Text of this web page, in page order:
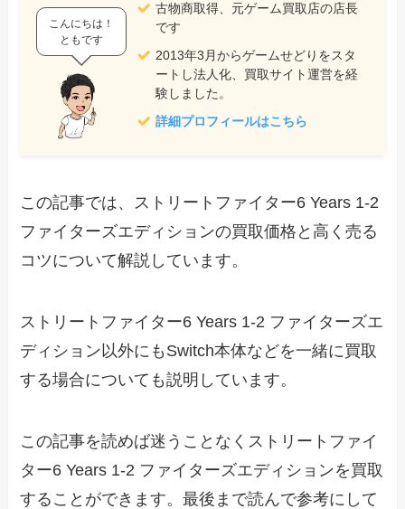
古物商取得、元ゲーム買取店の店長
です
2013年3月からゲームせどりをスタ
ートし法人化、買取サイト運営を経
験しました。
詳細プロフィールはこちら
こんにちは！
ともです
この記事では、ストリートファイター6 Years 1-2
ファイターズエディションの買取価格と高く売る
コツについて解説しています。
ストリートファイター6 Years 1-2 ファイターズエ
ディション以外にもSwitch本体などを一緒に買取
する場合についても説明しています。
この記事を読めば迷うことなくストリートファイ
ター6 Years 1-2 ファイターズエディションを買取
することができます。最後まで読んで参考にして